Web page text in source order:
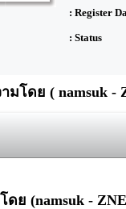
: Register
: Status
มโดย ( namsuk -
ดย (namsuk -